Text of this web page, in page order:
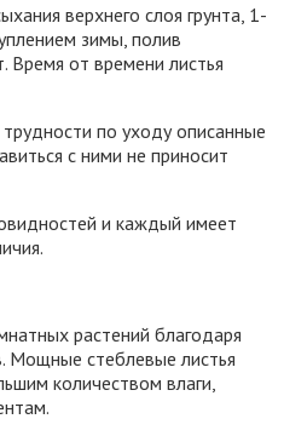
верхнего слоя грунта, 1-
зимы, полив
Время от времени листья
по уходу описанные
с ними не приносит
и каждый имеет
растений благодаря
Мощные стеблевые листья
количеством влаги,